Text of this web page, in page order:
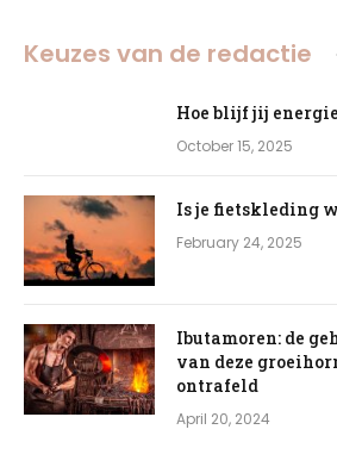
Keuzes van de redactie
Hoe blijf jij
October 15, 2025
Is je fietskleding
February 24, 2025
Ibutamoren: de
van deze
ontrafeld
April 20, 2024